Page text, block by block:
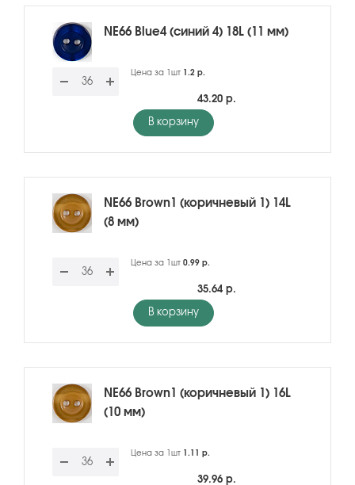
NE66 Blue4 (синий 4) 18L (11 мм)
Цена за 1шт 1.2 р.
43.20 р.
В корзину
NE66 Brown1 (коричневый 1) 14L
(8 мм)
Цена за 1шт 0.99 р.
35.64 р.
В корзину
NE66 Brown1 (коричневый 1) 16L
(10 мм)
Цена за 1шт 1.11 р.
39.96 р.